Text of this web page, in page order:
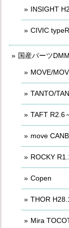
INSIGHT
CIVIC
国産パーツ
MOVE/
TANTO/
TAFT R2.6
move
ROCKY
Copen
THOR
Mira